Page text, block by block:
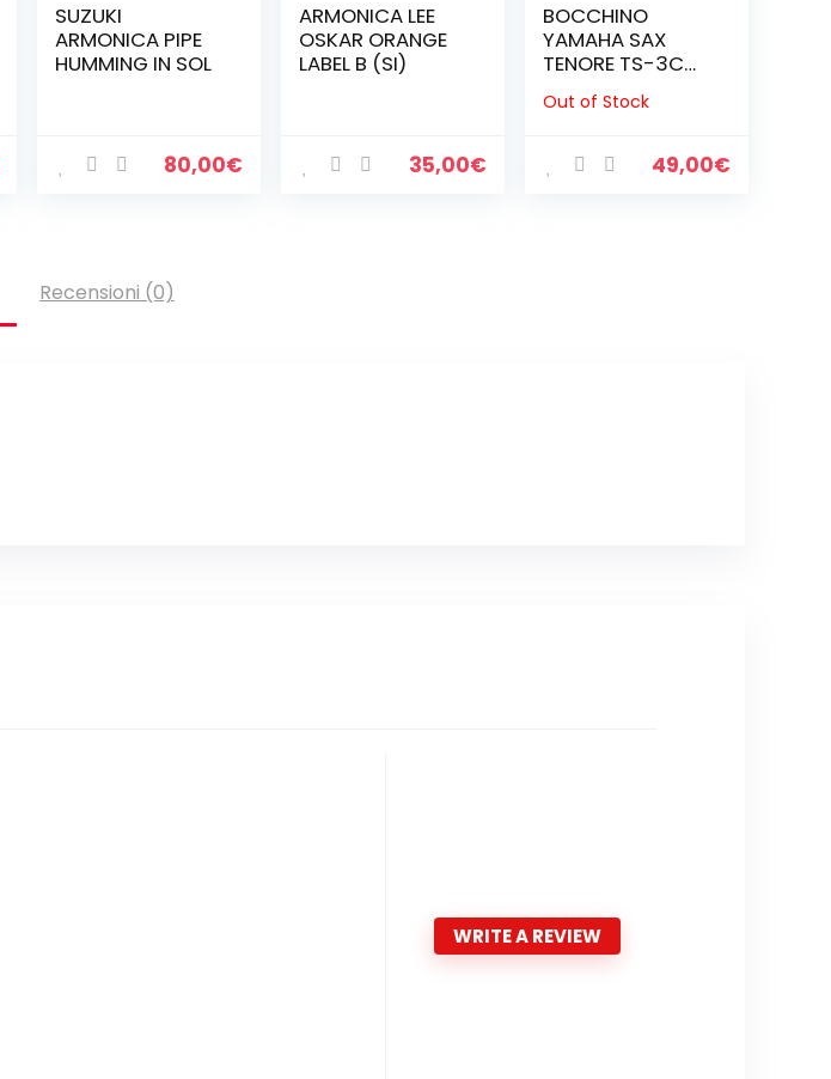
SUZUKI
ARMONICA PIPE
HUMMING IN SOL
80,00€
ARMONICA LEE
OSKAR ORANGE
LABEL B (SI)
35,00€
BOCCHINO
YAMAHA SAX
TENORE TS-3C
(SPEDIZIONE
GRATUITA)
Out of Stock
49,00€
Recensioni (0)
WRITE A REVIEW